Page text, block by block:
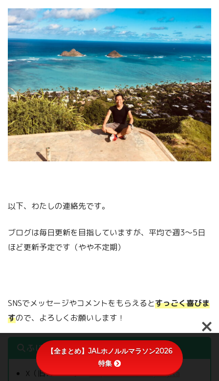
以下、わたしの連絡先です。
ブログは毎日更新を目指していますが、平均で週3～5日
ほど更新予定です（やや不定期）
SNSでメッセージやコメントをもらえるとすっごく喜びま
すので、よろしくお願いします！
ふじたんはここにいます
X（旧Twitter）：https://x.com/shinjifujita
【全まとめ】JALホノルルマラソン2026
特集